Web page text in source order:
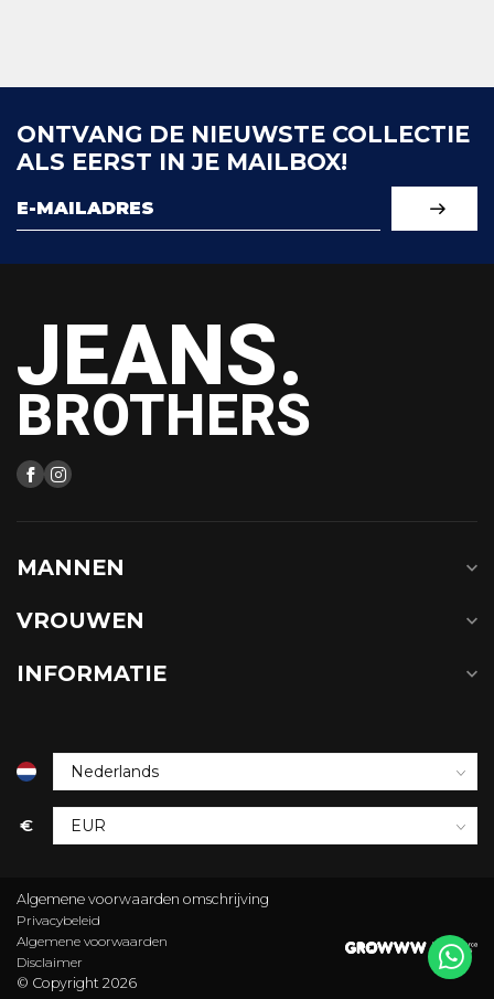
ONTVANG DE NIEUWSTE COLLECTIE
ALS EERST IN JE MAILBOX!
JEANS.
BROTHERS
MANNEN
VROUWEN
INFORMATIE
€
Algemene voorwaarden omschrijving
Privacybeleid
Algemene voorwaarden
Disclaimer
© Copyright 2026